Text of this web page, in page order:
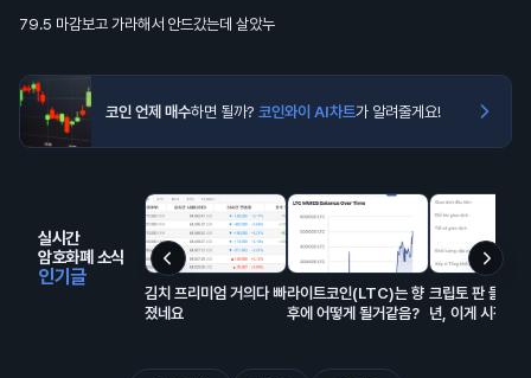
79.5 마감보고 가라해서 안드갔는데 살았누
코인 언제 매수하면 될까? 코인와이 AI차트가 알려줄게요!
실시간
암호화폐 소식
인기글
김치 프리미엄 거의다 빠
졌네요
라이트코인(LTC)는 향
후에 어떻게 될거같음?
크립토 판 들어
년, 이게 시장에